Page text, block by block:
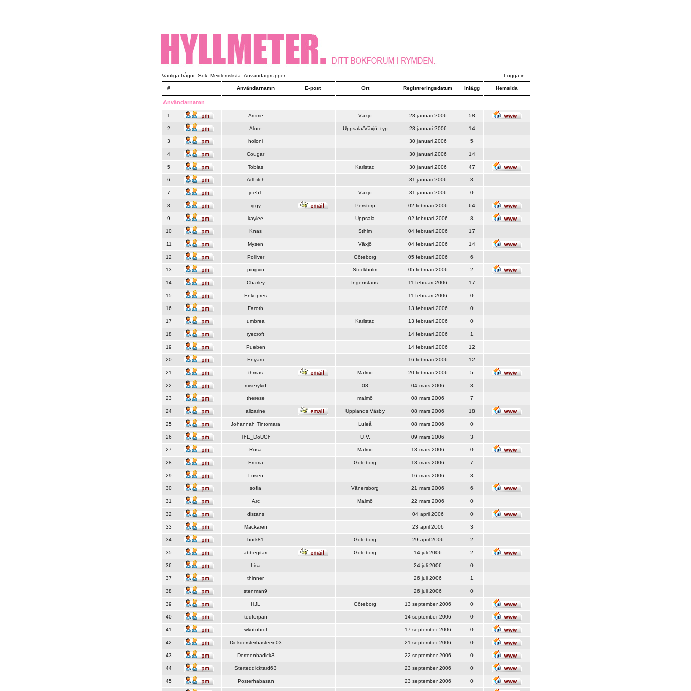
Vanliga frågor Sök Medlemslista Användargrupper Logga in
# Användarnamn E-post Ort Registreringsdatum Inlägg Hemsida
Användarnamn
1 Amme Växjö 28 januari 2006 58
2 Alore Uppsala/Växjö, typ 28 januari 2006 14
3 holoni 30 januari 2006 5
4 Cougar 30 januari 2006 14
5 Tobias Karlstad 30 januari 2006 47
6 Artbitch 31 januari 2006 3
7 joe51 Växjö 31 januari 2006 0
8 iggy Perstorp 02 februari 2006 64
9 kaylee Uppsala 02 februari 2006 8
10 Knas Sthlm 04 februari 2006 17
11 Mysen Växjö 04 februari 2006 14
12 Polliver Göteborg 05 februari 2006 6
13 pingvin Stockholm 05 februari 2006 2
14 Charley Ingenstans. 11 februari 2006 17
15 Enkopres 11 februari 2006 0
16 Faroth 13 februari 2006 0
17 umbrea Karlstad 13 februari 2006 0
18 ryecroft 14 februari 2006 1
19 Pueben 14 februari 2006 12
20 Enyam 16 februari 2006 12
21 thmas Malmö 20 februari 2006 5
22 miserykid 08 04 mars 2006 3
23 therese malmö 08 mars 2006 7
24 alizarine Upplands Väsby 08 mars 2006 18
25 Johannah Tintomara Luleå 08 mars 2006 0
26 ThE_DoUGh U.V. 09 mars 2006 3
27 Rosa Malmö 13 mars 2006 0
28 Emma Göteborg 13 mars 2006 7
29 Lusen 16 mars 2006 3
30 sofia Vänersborg 21 mars 2006 6
31 Arc Malmö 22 mars 2006 0
32 distans 04 april 2006 0
33 Mackaren 23 april 2006 3
34 hnrk81 Göteborg 29 april 2006 2
35 abbegitarr Göteborg 14 juli 2006 2
36 Lisa 24 juli 2006 0
37 thinner 26 juli 2006 1
38 stenman9 26 juli 2006 0
39 HJL Göteborg 13 september 2006 0
40 tedforpan 14 september 2006 0
41 wkotohrof 17 september 2006 0
42 Dickdersterbasteen03 21 september 2006 0
43 Derteenhadick3 22 september 2006 0
44 Sterteddicktard63 23 september 2006 0
45 Posterhabasan 23 september 2006 0